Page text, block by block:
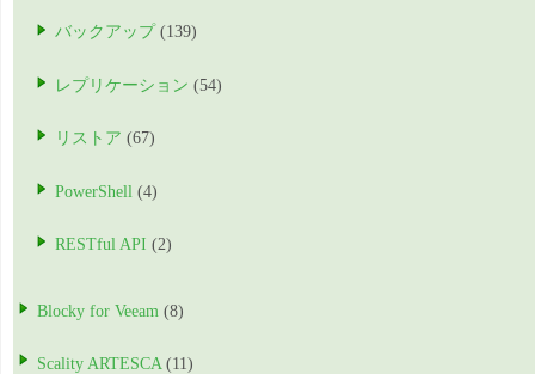
バックアップ (139)
レプリケーション (54)
リストア (67)
PowerShell (4)
RESTful API (2)
Blocky for Veeam (8)
Scality ARTESCA (11)